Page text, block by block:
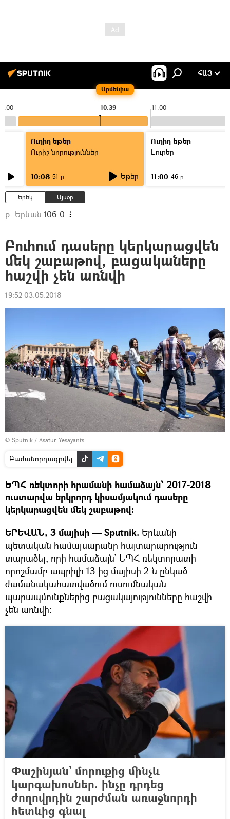
Արմենիա
ՀԱՅ
11:00
10:39
Ուղիղ եթեր
Ուրիշ նորություններ
10:08 51 ր Եթեր
Ուղիղ եթեր
Լուրեր
11:00 46 ր
Երեկ Այսօր
ք. Երևան 106.0
Բուհում դասերը կերկարացվեն
մեկ շաբաթով, բացակաները
հաշվի չեն առնվի
19:52 03.05.2018
© Sputnik / Asatur Yesayants
Բաժանորդագրվել
ԵՊՀ ռեկտորի հրամանի համաձայն՝ 2017-2018
ուստարվա երկրորդ կիսամյակում դասերը
կերկարացվեն մեկ շաբաթով:
ԵՐԵՎԱՆ, 3 մայիսի — Sputnik. Երևանի
պետական համալսարանը հայտարարություն
տարածել, որի համաձայն` ԵՊՀ ռեկտորատի
որոշմամբ ապրիլի 13-ից մայիսի 2-ն ընկած
ժամանակահատվածում ուսումնական
պարապմունքներից բացակայությունները հաշվի
չեն առնվի:
Փաշինյան` մորուքից մինչև
կարգախոսներ. ինչը դրդեց
ժողովրդին շարժման առաջնորդի
հետևից գնալ